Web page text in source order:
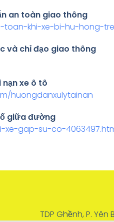
an toàn giao thông
toan-khi-xe-bi-hu-hong-
và chỉ đạo giao thông
nạn xe ô tô
huongdanxulytainan
giữa đường
xe-gap-su-co-
TDP Ghềnh, P.